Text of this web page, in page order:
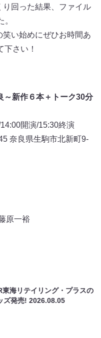
回った結果、ファイル
い始めにぜひお時間あ
下さい！
～新作６本＋トーク30分
開演/15:30終演
奈良県生駒市北新町9-
原一裕
東海リテイリング・プラスの
ズ発売!2026.08.05